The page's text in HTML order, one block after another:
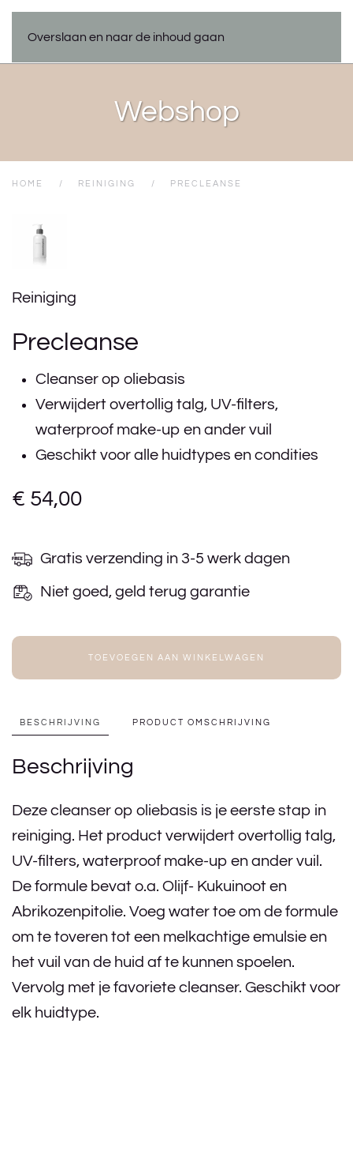
Overslaan en naar de inhoud gaan
Webshop
HOME REINIGING PRECLEANSE
Reiniging
Precleanse
Cleanser op oliebasis
Verwijdert overtollig talg, UV-filters,
waterproof make-up en ander vuil
Geschikt voor alle huidtypes en condities
€ 54,00
Gratis verzending in 3-5 werk dagen
Niet goed, geld terug garantie
TOEVOEGEN AAN WINKELWAGEN
BESCHRIJVING PRODUCT OMSCHRIJVING
Beschrijving
Deze cleanser op oliebasis is je eerste stap in
reiniging. Het product verwijdert overtollig talg,
UV-filters, waterproof make-up en ander vuil.
De formule bevat o.a. Olijf- Kukuinoot en
Abrikozenpitolie. Voeg water toe om de formule
om te toveren tot een melkachtige emulsie en
het vuil van de huid af te kunnen spoelen.
Vervolg met je favoriete cleanser. Geschikt voor
elk huidtype.